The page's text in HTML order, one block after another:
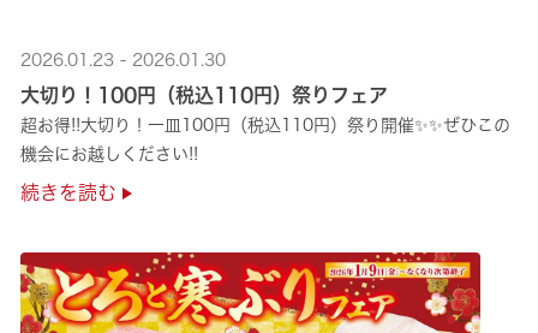
2026.01.23 - 2026.01.30
大切り！100円（税込110円）祭りフェア
超お得!!大切り！一皿100円（税込110円）祭り開催✨✨ぜひこの
機会にお越しください!!
続きを読む